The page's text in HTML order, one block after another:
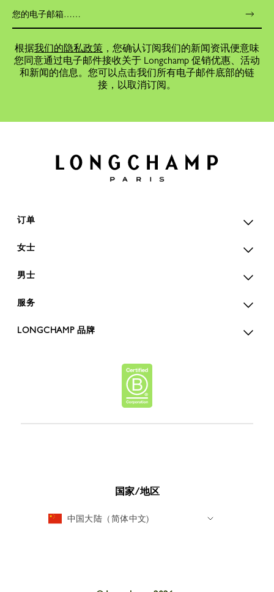
根据我们的隐私政策 ，您确认订阅我们的新闻资讯便意味
您同意通过电子邮件接收关于 Longchamp 促销优惠、活动
和新闻的信息。您可以点击我们所有电子邮件底部的链
接，以取消订阅。
订单
女士
男士
服务
LONGCHAMP 品牌
国家/地区
中国大陆（简体中文)